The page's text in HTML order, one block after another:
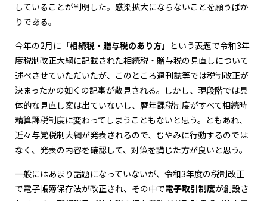
していることが判明した。感染拡大にならないことを願うばか
りである。
今年の2月に 「相続税・贈与税のあり方」 という表題で令和3年
度税制改正大綱に記載された相続税・贈与税の見直しについて
述べさせていただいたが、このところ週刊誌等では税制改正が
決まったかの如くの記事が散見される。しかし、現段階では具
体的な見直し案は出ていないし、暦年課税制度がすべて相続時
精算課税制度に変わってしまうこともないと思う。ともあれ、
近々与党税制大綱が発表されるので、むやみに行動するのでは
なく、発表の内容を確認して、対策を講じた方が良いと思う。
一般にはあまり話題になっていないが、令和3年度の税制改正
で電子帳簿保存法が改正され、その中で電子取引制度が創設さ